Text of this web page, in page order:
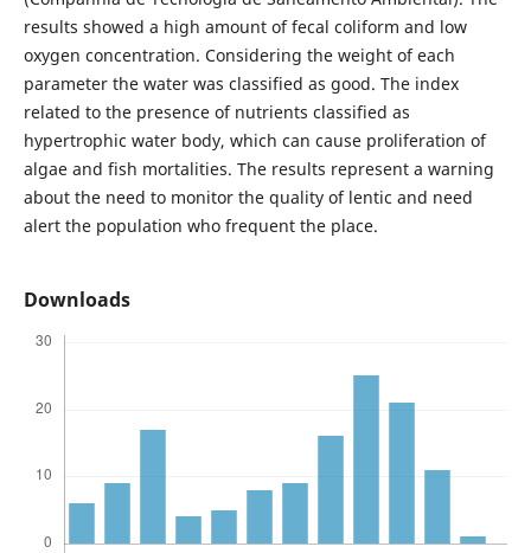
results showed a high amount of fecal coliform and low
oxygen concentration. Considering the weight of each
parameter the water was classified as good. The index
related to the presence of nutrients classified as
hypertrophic water body, which can cause proliferation of
algae and fish mortalities. The results represent a warning
about the need to monitor the quality of lentic and need
alert the population who frequent the place.
Downloads